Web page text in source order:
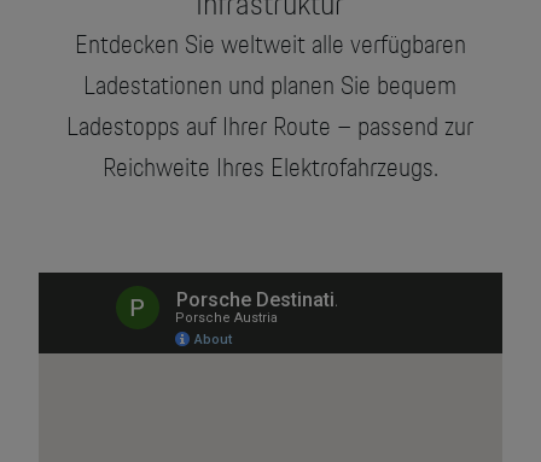
Entdecken Sie weltweit alle verfügbaren
Ladestationen und planen Sie bequem
Ladestopps auf Ihrer Route – passend zur
Reichweite Ihres Elektrofahrzeugs.